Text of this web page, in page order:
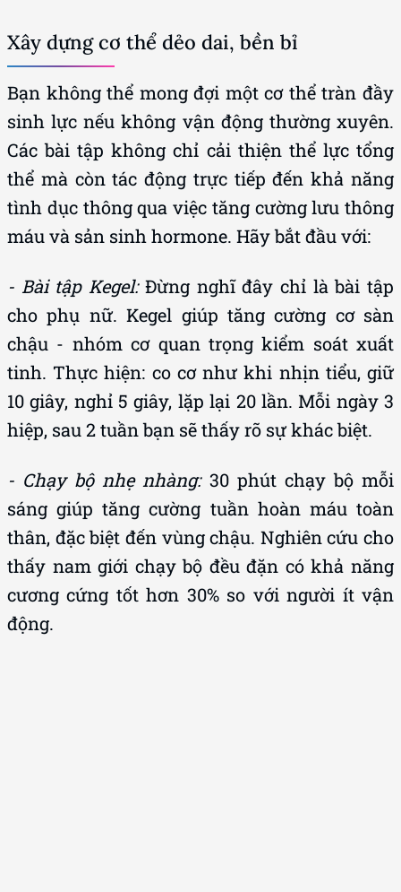
Bạn không thể mong đợi một cơ thể tràn đầy
sinh lực nếu không vận động thường xuyên.
Các bài tập không chỉ cải thiện thể lực tổng
thể mà còn tác động trực tiếp đến khả năng
tình dục thông qua việc tăng cường lưu thông
máu và sản sinh hormone. Hãy bắt đầu với:
- Bài tập Kegel:Đừng nghĩ đây chỉ là bài tập
cho phụ nữ. Kegel giúp tăng cường cơ sàn
chậu - nhóm cơ quan trọng kiểm soát xuất
tinh. Thực hiện: co cơ như khi nhịn tiểu, giữ
10 giây, nghỉ 5 giây, lặp lại 20 lần. Mỗi ngày 3
hiệp, sau 2 tuần bạn sẽ thấy rõ sự khác biệt.
- Chạy bộ nhẹ nhàng: 30 phút chạy bộ mỗi
sáng giúp tăng cường tuần hoàn máu toàn
thân, đặc biệt đến vùng chậu. Nghiên cứu cho
thấy nam giới chạy bộ đều đặn có khả năng
cương cứng tốt hơn 30% so với người ít vận
động.